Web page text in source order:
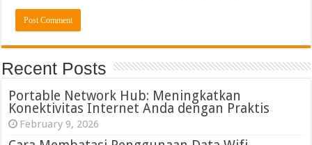
Recent Posts
Portable Network Hub: Meningkatkan
Konektivitas Internet Anda dengan Praktis
February 9, 2026